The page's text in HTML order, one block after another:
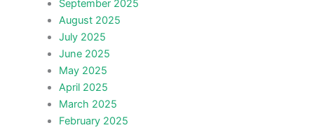
September 2025
August 2025
July 2025
June 2025
May 2025
April 2025
March 2025
February 2025